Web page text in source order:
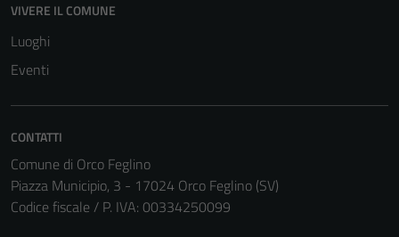
VIVERE IL COMUNE
Luoghi
Eventi
CONTATTI
Comune di Orco Feglino
Piazza Municipio, 3 - 17024 Orco Feglino (SV)
Codice fiscale / P. IVA: 00334250099
possono
non raccolgono
informazioni